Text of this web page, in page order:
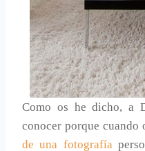
Como os he dicho, a
conocer porque cuando
de una fotografía